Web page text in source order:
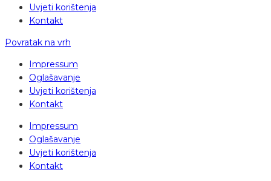
Uvjeti korištenja
Kontakt
Povratak na vrh
Impressum
Oglašavanje
Uvjeti korištenja
Kontakt
Impressum
Oglašavanje
Uvjeti korištenja
Kontakt